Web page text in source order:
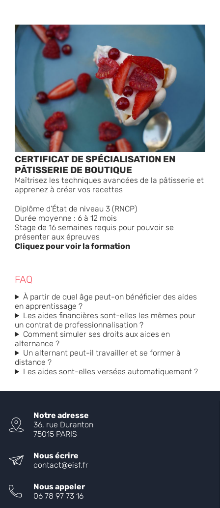
CERTIFICAT DE SPÉCIALISATION EN
PÂTISSERIE DE BOUTIQUE
Maîtrisez les techniques avancées de la pâtisserie et
apprenez à créer vos recettes
Diplôme d’État de niveau 3 (RNCP)
Durée moyenne : 6 à 12 mois
Stage de 16 semaines requis pour pouvoir se
présenter aux épreuves
Cliquez pour voir la formation
FAQ
À partir de quel âge peut-on bénéficier des aides
en apprentissage ?
Les aides financières sont-elles les mêmes pour
un contrat de professionnalisation ?
Comment simuler ses droits aux aides en
alternance ?
Un alternant peut-il travailler et se former à
distance ?
Les aides sont-elles versées automatiquement ?
Notre adresse
36, rue Duranton
75015 PARIS
Nous écrire
contact@eisf.fr
Nous appeler
06 78 97 73 16